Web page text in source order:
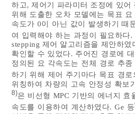
하고, 제어기 파라미터 조정에 있
위해 도출한 오차 모델에는 목표
속도가 0이 아닌 값이 발생하기 때
여 입력해야 하는 과정이 필요하다.
stepping 제어 알고리즘을 제안하
확인할 수 있었다. 주어진 경로에
정의된 요 각속도는 전체 경로 추
하기 위해 제어 주기마다 목표 경
위칭하여 차량의 고속 안정성 확보
8)은 비선형 MPC 기반의 에너지
속도를 이용하여 계산하였다. Ge 등